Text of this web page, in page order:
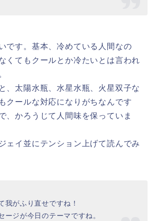
です。基本、冷めている人間なの
くてもクールとか冷たいとは言われ
、太陽水瓶、水星水瓶、火星双子な
クールな対応になりがちなんです
、かろうじて人間味を保っていま
ェイ並にテンション上げて読んでみ
我がふり直せですね！
ージが今日のテーマですね。